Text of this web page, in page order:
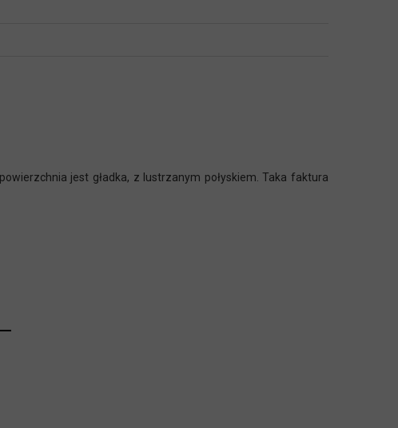
jest gładka, z lustrzanym połyskiem. Taka faktura